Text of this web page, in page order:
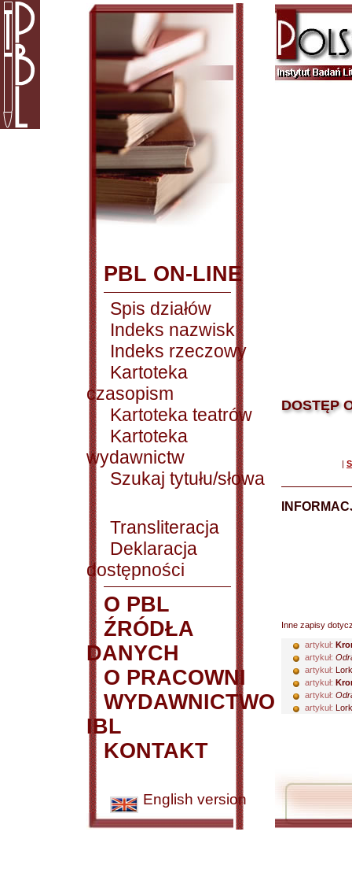
PBL ON-LINE
Spis działów
Indeks nazwisk
Indeks rzeczowy
Kartoteka
czasopism
Kartoteka teatrów
Kartoteka
wydawnictw
Szukaj tytułu/słowa
Transliteracja
Deklaracja
dostępności
O PBL
ŹRÓDŁA
DANYCH
O PRACOWNI
WYDAWNICTWO
IBL
KONTAKT
English version
DOSTĘP
|
Inne zapisy
artykuł:
artykuł:
artykuł:
artykuł:
artykuł:
artykuł: